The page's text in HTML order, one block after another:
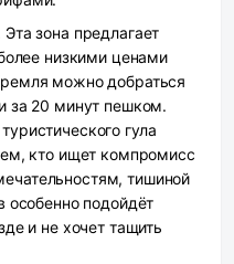
Эта зона предлагает
низкими ценами
можно добраться
за 20 минут пешком.
гула
кто ищет компромисс
тишиной
особенно подойдёт
и не хочет тащить